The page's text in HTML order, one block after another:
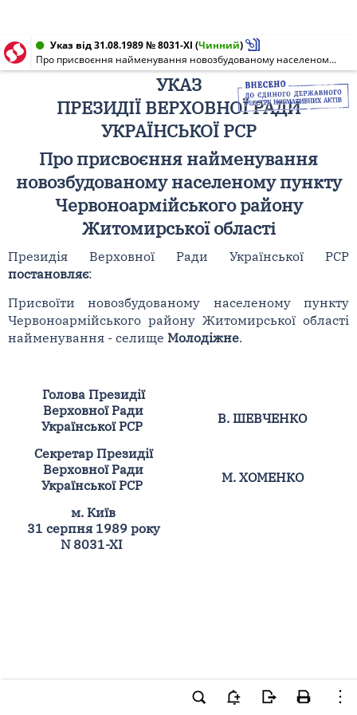
Указ від 31.08.1989 № 8031-XI (Чинний)
Про присвоєння найменування новозбудованому населеному пункту Червоноармійського району Житомирської області